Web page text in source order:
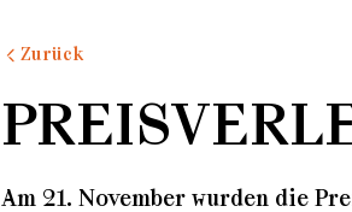
Zurück
Am 21. November wurden die